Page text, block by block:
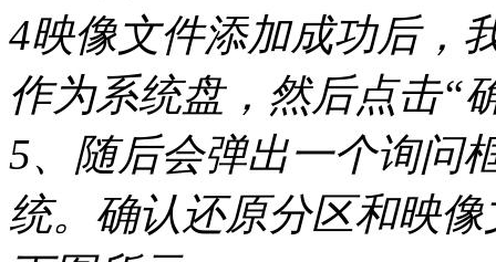
4映像文件添加成功后，
作为系统盘，然后点击“
5、随后会弹出一个询问
统。确认还原分区和映